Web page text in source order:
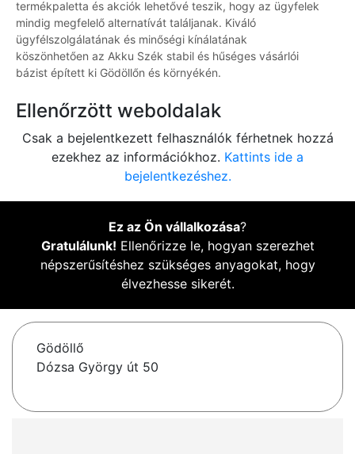
termékpaletta és akciók lehetővé teszik, hogy az ügyfelek
mindig megfelelő alternatívát találjanak. Kiváló
ügyfélszolgálatának és minőségi kínálatának
köszönhetően az Akku Szék stabil és hűséges vásárlói
bázist épített ki Gödöllőn és környékén.
Ellenőrzött weboldalak
Csak a bejelentkezett felhasználók férhetnek hozzá
ezekhez az információkhoz. Kattints ide a
bejelentkezéshez.
Ez az Ön vállalkozása?
Gratulálunk! Ellenőrizze le, hogyan szerezhet
népszerűsítéshez szükséges anyagokat, hogy
élvezhesse sikerét.
Gödöllő
Dózsa György út 50